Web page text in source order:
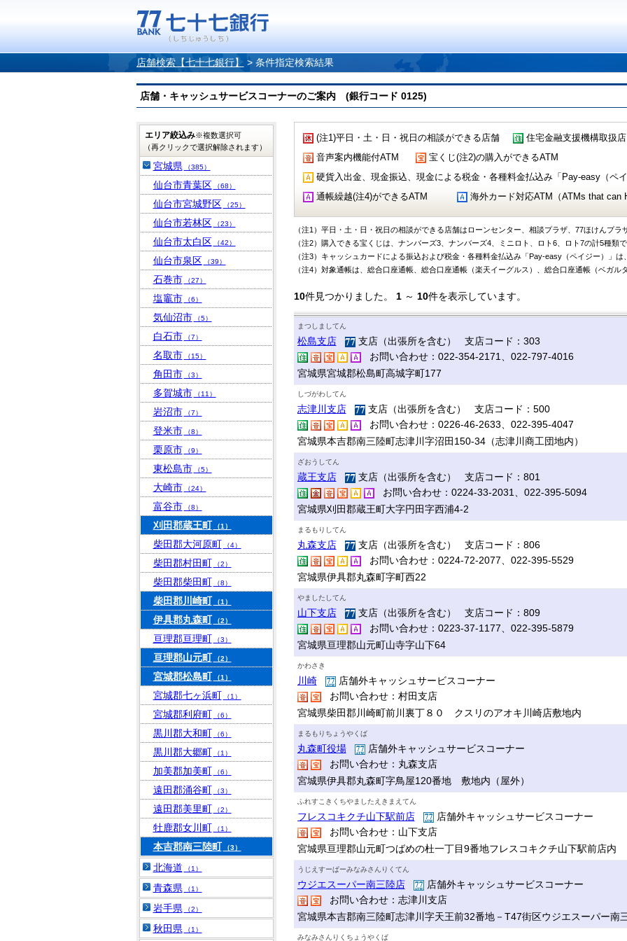
店舗検索【七十七銀行】 > 条件指定検索結果
店舗・キャッシュサービスコーナーのご案内 (銀行コード 0125)
(注1)平日・土・日・祝日の相談ができる店舗 住宅金融支援機構取扱店
音声案内機能付ATM
宝くじ(注2)の購入ができるATM
硬貨入出金、現金振込、現金による税金・各種料金払込み「Pay-easy（ペ
通帳繰越(注4)ができるATM
海外カード対応ATM（ATMs that can
（注1）平日・土・日・祝日の相談ができる店舗はローンセンター、相談プラザ、77ほけんプラ
（注2）購入できる宝くじは、ナンバーズ3、ナンバーズ4、ミニロト、ロト6、ロト7の計5種類で
（注3）キャッシュカードによる振込および税金・各種料金払込み「Pay-easy（ペイジー）」は
（注4）対象通帳は、総合口座通帳、総合口座通帳（楽天イーグルス）、総合口座通帳（ベガル
10件見つかりました。 1～ 10件を表示しています。
まつしましてん
松島支店
支店（出張所を含む） 支店コード：303
お問い合わせ：022-354-2171、022-797-4016
宮城県宮城郡松島町高城字町177
しづがわしてん
志津川支店
支店（出張所を含む） 支店コード：500
お問い合わせ：0226-46-2633、022-395-4047
宮城県本吉郡南三陸町志津川字沼田150-34（志津川商工団地内）
ざおうしてん
蔵王支店
支店（出張所を含む） 支店コード：801
お問い合わせ：0224-33-2031、022-395-5094
宮城県刈田郡蔵王町大字円田字西浦4-2
まるもりしてん
丸森支店
支店（出張所を含む） 支店コード：806
お問い合わせ：0224-72-2077、022-395-5529
宮城県伊具郡丸森町字町西22
やましたしてん
山下支店
支店（出張所を含む） 支店コード：809
お問い合わせ：0223-37-1177、022-395-5879
宮城県亘理郡山元町山寺字山下64
かわさき
川崎
店舗外キャッシュサービスコーナー
お問い合わせ：村田支店
宮城県柴田郡川崎町前川裏丁８０ クスリのアオキ川崎店敷地内
まるもりちょうやくば
丸森町役場
店舗外キャッシュサービスコーナー
お問い合わせ：丸森支店
宮城県伊具郡丸森町字鳥屋120番地 敷地内（屋外）
ふれすこきくちやましたえきまえてん
フレスコキクチ山下駅前店
店舗外キャッシュサービスコーナー
お問い合わせ：山下支店
宮城県亘理郡山元町つばめの杜一丁目9番地フレスコキクチ山下駅前店内
うじえすーぱーみなみさんりくてん
ウジエスーパー南三陸店
店舗外キャッシュサービスコーナー
お問い合わせ：志津川支店
宮城県本吉郡南三陸町志津川字天王前32番地－T47街区ウジエスーパー南
みなみさんりくちょうやくば
エリア絞込み※複数選択可
（再クリックで選択解除されます）
宮城県 （385）
仙台市青葉区 （68）
仙台市宮城野区 （25）
仙台市若林区 （23）
仙台市太白区 （42）
仙台市泉区 （39）
石巻市 （27）
塩竈市 （6）
気仙沼市 （5）
白石市 （7）
名取市 （15）
角田市 （3）
多賀城市 （11）
岩沼市 （7）
登米市 （8）
栗原市 （9）
東松島市 （5）
大崎市 （24）
富谷市 （8）
刈田郡蔵王町 （1）
柴田郡大河原町 （4）
柴田郡村田町 （2）
柴田郡柴田町 （8）
柴田郡川崎町 （1）
伊具郡丸森町 （2）
亘理郡亘理町 （3）
亘理郡山元町 （2）
宮城郡松島町 （1）
宮城郡七ヶ浜町 （1）
宮城郡利府町 （6）
黒川郡大和町 （6）
黒川郡大郷町 （1）
加美郡加美町 （6）
遠田郡涌谷町 （3）
遠田郡美里町 （2）
牡鹿郡女川町 （1）
本吉郡南三陸町 （3）
北海道 （1）
青森県 （1）
岩手県 （2）
秋田県 （1）